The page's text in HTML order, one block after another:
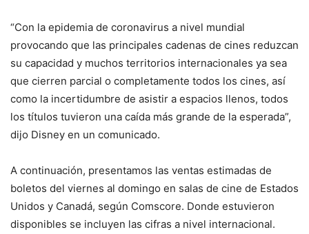
“Con la epidemia de coronavirus a nivel mundial
provocando que las principales cadenas de cines reduzcan
su capacidad y muchos territorios internacionales ya sea
que cierren parcial o completamente todos los cines, así
como la incertidumbre de asistir a espacios llenos, todos
los títulos tuvieron una caída más grande de la esperada”,
dijo Disney en un comunicado.
A continuación, presentamos las ventas estimadas de
boletos del viernes al domingo en salas de cine de Estados
Unidos y Canadá, según Comscore. Donde estuvieron
disponibles se incluyen las cifras a nivel internacional.